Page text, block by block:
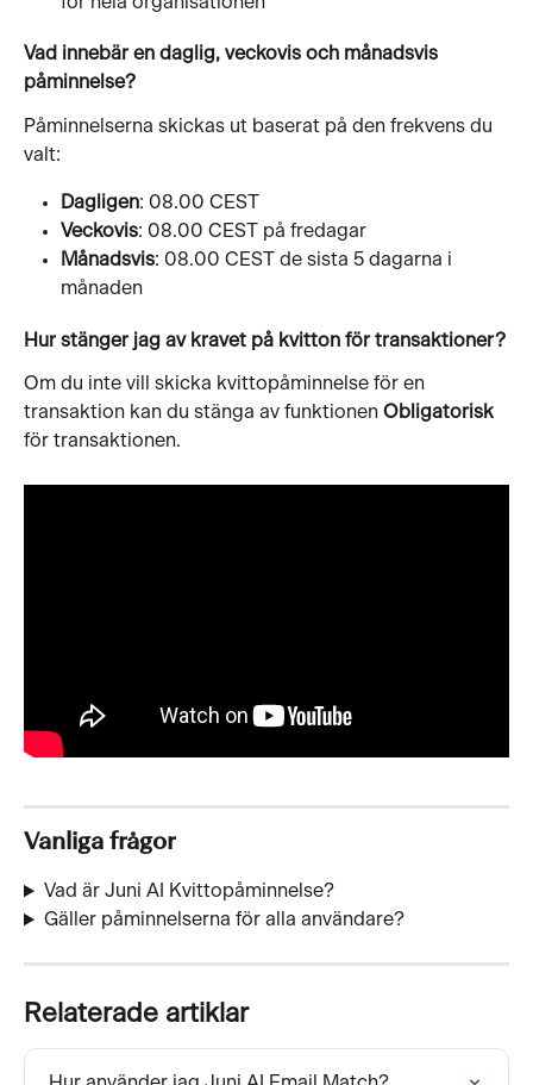
Vad innebär en daglig, veckovis och månadsvis
påminnelse?
Påminnelserna skickas ut baserat på den frekvens du
valt:
Dagligen: 08.00 CEST
Veckovis: 08.00 CEST på fredagar
Månadsvis: 08.00 CEST de sista 5 dagarna i
månaden
Hur stänger jag av kravet på kvitton för transaktioner?
Om du inte vill skicka kvittopåminnelse för en
transaktion kan du stänga av funktionen Obligatorisk
för transaktionen.
Vanliga frågor
Vad är Juni AI Kvittopåminnelse?
Gäller påminnelserna för alla användare?
Relaterade artiklar